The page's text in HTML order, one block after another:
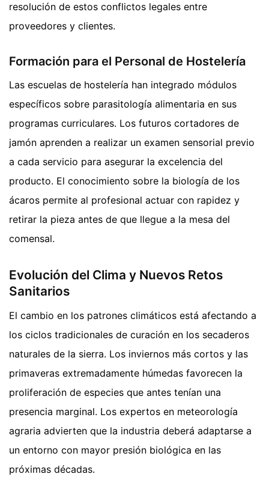
resolución de estos conflictos legales entre
proveedores y clientes.
Formación para el Personal de Hostelería
Las escuelas de hostelería han integrado módulos
específicos sobre parasitología alimentaria en sus
programas curriculares. Los futuros cortadores de
jamón aprenden a realizar un examen sensorial previo
a cada servicio para asegurar la excelencia del
producto. El conocimiento sobre la biología de los
ácaros permite al profesional actuar con rapidez y
retirar la pieza antes de que llegue a la mesa del
comensal.
Evolución del Clima y Nuevos Retos
Sanitarios
El cambio en los patrones climáticos está afectando a
los ciclos tradicionales de curación en los secaderos
naturales de la sierra. Los inviernos más cortos y las
primaveras extremadamente húmedas favorecen la
proliferación de especies que antes tenían una
presencia marginal. Los expertos en meteorología
agraria advierten que la industria deberá adaptarse a
un entorno con mayor presión biológica en las
próximas décadas.